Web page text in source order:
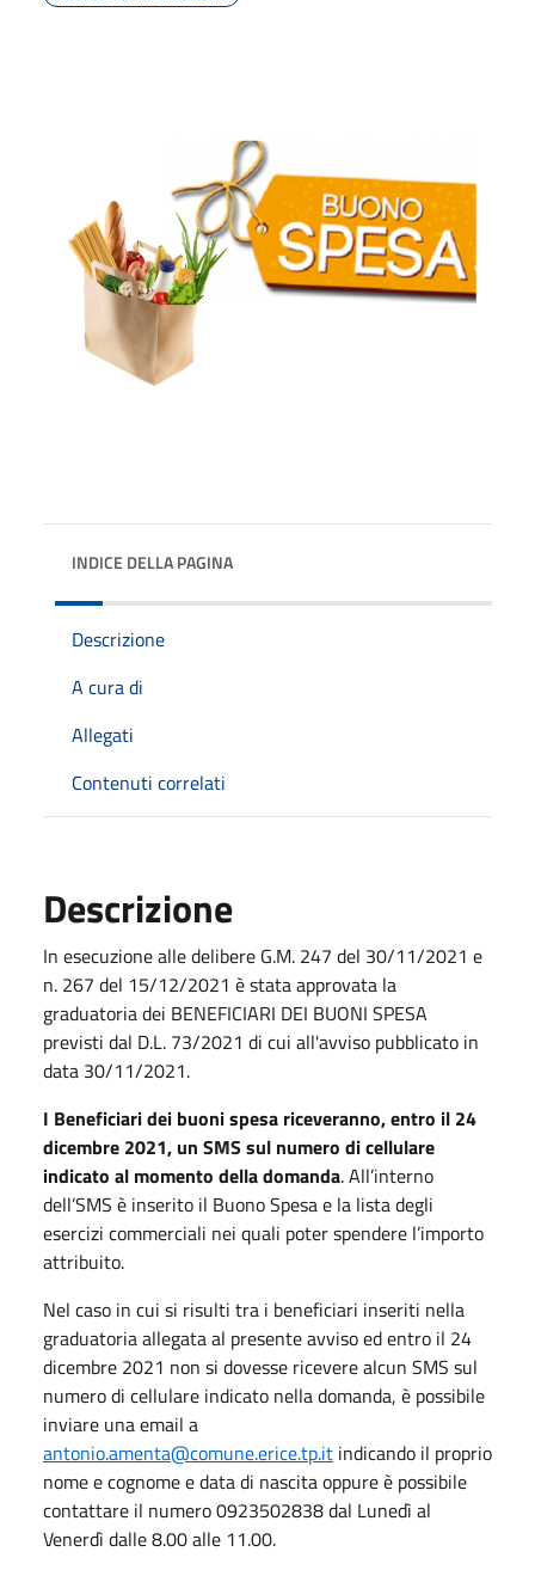
INDICE DELLA PAGINA
Descrizione
A cura di
Allegati
Contenuti correlati
Descrizione
In esecuzione alle delibere G.M. 247 del 30/11/2021 e
n. 267 del 15/12/2021 è stata approvata la
graduatoria dei BENEFICIARI DEI BUONI SPESA
previsti dal D.L. 73/2021 di cui all'avviso pubblicato in
data 30/11/2021.
I Beneficiari dei buoni spesa riceveranno, entro il 24
dicembre 2021, un SMS sul numero di cellulare
indicato al momento della domanda. All’interno
dell’SMS è inserito il Buono Spesa e la lista degli
esercizi commerciali nei quali poter spendere l’importo
attribuito.
Nel caso in cui si risulti tra i beneficiari inseriti nella
graduatoria allegata al presente avviso ed entro il 24
dicembre 2021 non si dovesse ricevere alcun SMS sul
numero di cellulare indicato nella domanda, è possibile
inviare una email a
antonio.amenta@comune.erice.tp.it indicando il proprio
nome e cognome e data di nascita oppure è possibile
contattare il numero 0923502838 dal Lunedì al
Venerdì dalle 8.00 alle 11.00.